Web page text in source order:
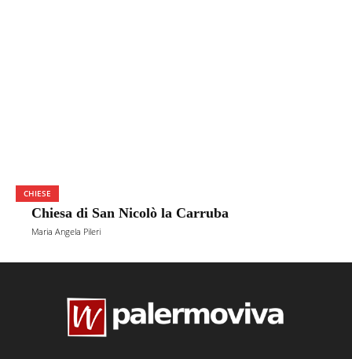
CHIESE
Chiesa di San Nicolò la Carruba
Maria Angela Pileri